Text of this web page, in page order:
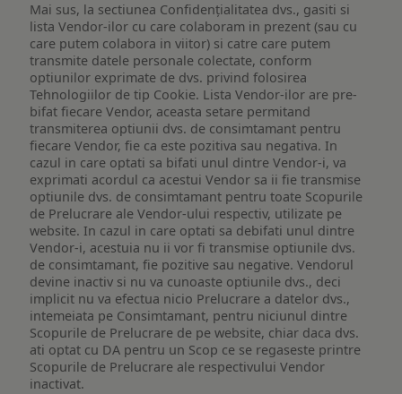
Mai sus, la sectiunea Confidențialitatea dvs., gasiti si
lista Vendor-ilor cu care colaboram in prezent (sau cu
care putem colabora in viitor) si catre care putem
transmite datele personale colectate, conform
optiunilor exprimate de dvs. privind folosirea
Tehnologiilor de tip Cookie. Lista Vendor-ilor are pre-
bifat fiecare Vendor, aceasta setare permitand
transmiterea optiunii dvs. de consimtamant pentru
fiecare Vendor, fie ca este pozitiva sau negativa. In
cazul in care optati sa bifati unul dintre Vendor-i, va
exprimati acordul ca acestui Vendor sa ii fie transmise
optiunile dvs. de consimtamant pentru toate Scopurile
de Prelucrare ale Vendor-ului respectiv, utilizate pe
website. In cazul in care optati sa debifati unul dintre
Vendor-i, acestuia nu ii vor fi transmise optiunile dvs.
de consimtamant, fie pozitive sau negative. Vendorul
devine inactiv si nu va cunoaste optiunile dvs., deci
implicit nu va efectua nicio Prelucrare a datelor dvs.,
intemeiata pe Consimtamant, pentru niciunul dintre
Scopurile de Prelucrare de pe website, chiar daca dvs.
ati optat cu DA pentru un Scop ce se regaseste printre
Scopurile de Prelucrare ale respectivului Vendor
inactivat.